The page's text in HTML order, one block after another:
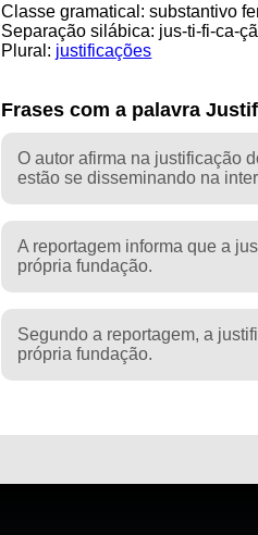
Classe gramatical: substantivo
Separação silábica: jus-ti-fi-ca-
Plural: justificações
Frases com a palavra
O autor afirma na justificação
estão se disseminando na
A reportagem informa que a
própria fundação.
Segundo a reportagem, a
própria fundação.